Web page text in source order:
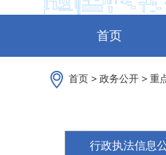
首页
首页 > 政务公开 > 重
行政执法信息